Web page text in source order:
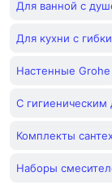
Для ванной с
Для кухни с
Настенные Grohe
С
Комплекты
Наборы